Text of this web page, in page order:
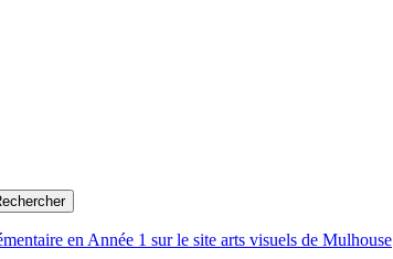
en Année 1 sur le site arts visuels de Mulhouse